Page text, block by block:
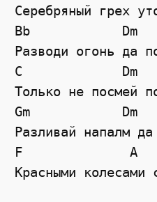
Серебряный грех
Bb            Dm
Разводи огонь да
C             Dm
Только не посмей
Gm            Dm
Разливай напалм
F              A
Красными колесами